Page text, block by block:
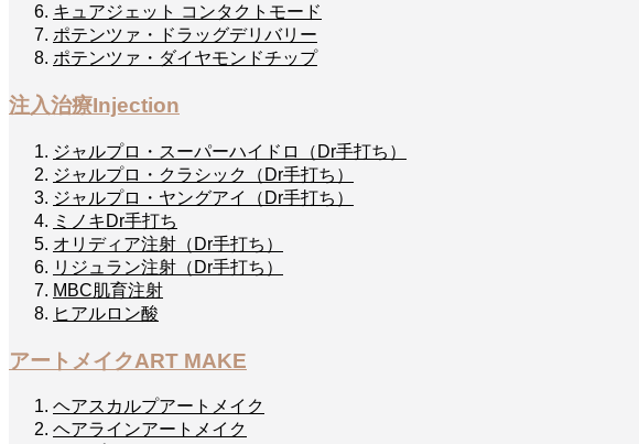
キュアジェット コンタクトモード
ポテンツァ・ドラッグデリバリー
ポテンツァ・ダイヤモンドチップ
注入治療Injection
ジャルプロ・スーパーハイドロ（Dr手打ち）
ジャルプロ・クラシック（Dr手打ち）
ジャルプロ・ヤングアイ（Dr手打ち）
ミノキDr手打ち
オリディア注射（Dr手打ち）
リジュラン注射（Dr手打ち）
MBC肌育注射
ヒアルロン酸
アートメイクART MAKE
ヘアスカルプアートメイク
ヘアラインアートメイク